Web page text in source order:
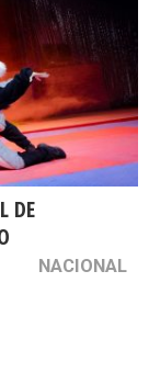
DE
NACIONAL